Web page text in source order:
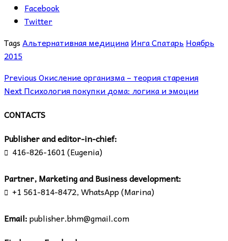
Facebook
Twitter
TagsАльтернативная медицинаИнга Спатарь Ноябрь
2015
PreviousОкисление организма – теория старения
NextПсихология покупки дома: логика и эмоции
CONTACTS
Publisher and editor-in-chief:
 416-826-1601 (Eugenia)
Partner, Marketing and Business development:
 +1 561-814-8472, WhatsApp (Marina)
Email:publisher.bhm@gmail.com